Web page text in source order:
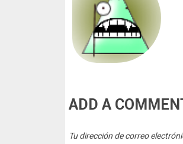
ADD A
Tu dirección de correo